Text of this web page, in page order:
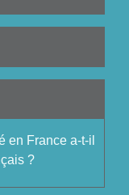
en France a-t-il
?